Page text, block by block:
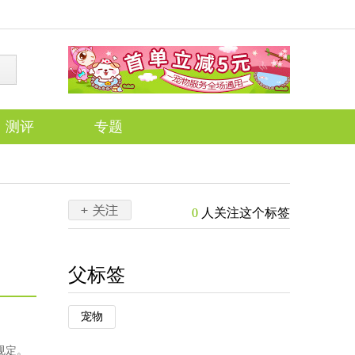
测评 专题
。
0 人关注这个标签
父标签
宠物